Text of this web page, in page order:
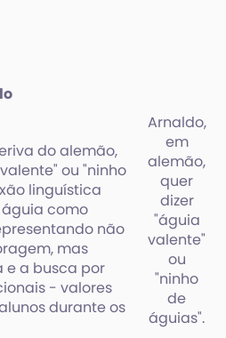
Arnaldo,
em
alemão,
quer
dizer
"águia
valente"
ou
"ninho
de
águias".
do alemão,
ou "ninho
linguística
como
não
mas
e a busca por
- valores
durante os